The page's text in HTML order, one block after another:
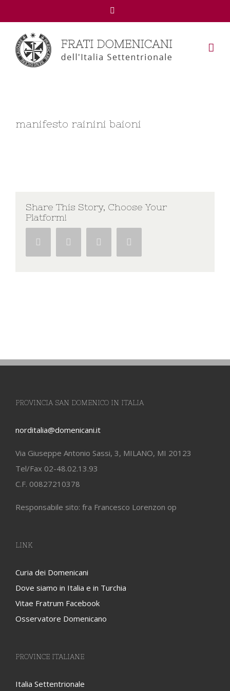
manifesto rainini baioni
Share This Story, Choose Your
Platform!
Facebook Twitter Google+
PROVINCIA SAN DOMENICO IN ITALIA
norditalia@domenicani.it
Via Giuseppe Antonio Sassi, 3, MILANO, MI 20123
Tel/Fax 02-48.02.13.93
C.F. 00827210378
Responsabile sito: fra Francesco Lorenzon op
LINK
Curia dei Domenicani
Dove siamo in Italia e in Turchia
Vitae Fratrum Facebook
Osservatore Domenicano
PROVINCE ITALIANE
Italia Settentrionale